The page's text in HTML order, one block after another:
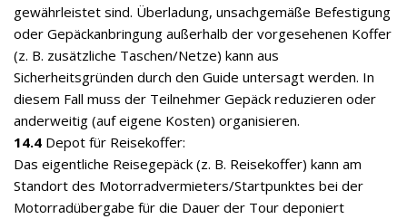
gewährleistet sind. Überladung, unsachgemäße Befestigung
oder Gepäckanbringung außerhalb der vorgesehenen Koffer
(z. B. zusätzliche Taschen/Netze) kann aus
Sicherheitsgründen durch den Guide untersagt werden. In
diesem Fall muss der Teilnehmer Gepäck reduzieren oder
anderweitig (auf eigene Kosten) organisieren.
14.4 Depot für Reisekoffer:
Das eigentliche Reisegepäck (z. B. Reisekoffer) kann am
Standort des Motorradvermieters/Startpunktes bei der
Motorradübergabe für die Dauer der Tour deponiert